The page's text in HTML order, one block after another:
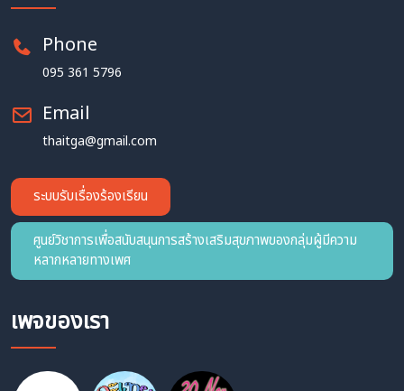
Phone
095 361 5796
Email
thaitga@gmail.com
ระบบรับเรื่องร้องเรียน
ศูนย์วิชาการเพื่อสนับสนุนการสร้างเสริมสุขภาพของกลุ่มผู้มีความ
หลากหลายทางเพศ
เพจของเรา